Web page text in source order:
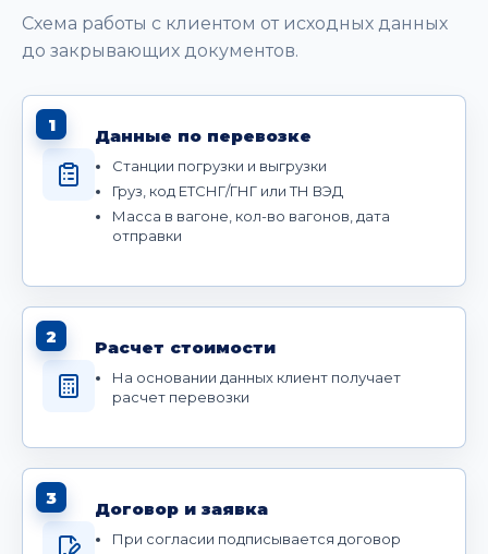
Схема работы с клиентом от исходных данных
до закрывающих документов.
1
Данные по перевозке
Станции погрузки и выгрузки
Груз, код ЕТСНГ/ГНГ или ТН ВЭД
Масса в вагоне, кол-во вагонов, дата
отправки
2
Расчет стоимости
На основании данных клиент получает
расчет перевозки
3
Договор и заявка
При согласии подписывается договор